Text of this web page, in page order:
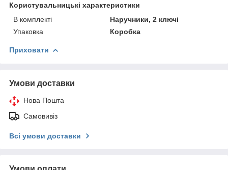
Користувальницькі характеристики
В комплекті
Наручники, 2 ключі
Упаковка
Коробка
Приховати
Умови доставки
Нова Пошта
Самовивіз
Всі умови доставки